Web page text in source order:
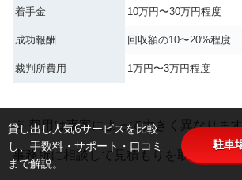
着手金 10万円〜30万円程度
成功報酬 回収額の10〜20%程度
裁判所費用 1万円〜3万円程度
※ 費用は事案によって大きく異なりま
事務所に相談して見積もりを取ること
貸し出し人気6サービスを比較
し、手数料・サポート・口コミ
まで解説。
駐車